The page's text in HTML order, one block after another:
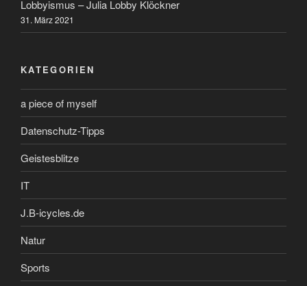
Lobbyismus – Julia Lobby Klöckner
31. März 2021
KATEGORIEN
a piece of myself
Datenschutz-Tipps
Geistesblitze
IT
J.B-icycles.de
Natur
Sports